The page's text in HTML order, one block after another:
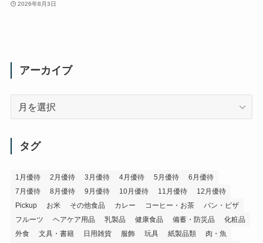
2026年8月3日
アーカイブ
タグ
1月優待 2月優待 3月優待 4月優待 5月優待
6月優待
7月優待
8月優待 9月優待 10月優待 11月優待
12月優待
Pickup
お米 その他食品 カレー コーヒー・お茶
パン・ピザ
フルーツ
ヘアケア用品 乳製品 健康食品 備蓄・防災品
化粧品
外食
文具・書籍 日用雑貨 服飾 玩具 紙製品類
肉・魚